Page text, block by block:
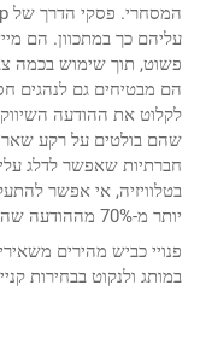
עליהם כך במתכוון. הם
פשוט, תוך שימוש בכמה
הם מבטיחים גם לנהגים
לקלוט את ההודעה
שהם בולטים על רקע שאר
חברתיות שאפשר לדלג
בטלוויזיה, אי אפשר
יותר מ-70% מההודעה שהם רואים בעיצוב פשוט של שלט פרסום.
פנויי כביש מהירים
במותג ולנקוט בבחירות